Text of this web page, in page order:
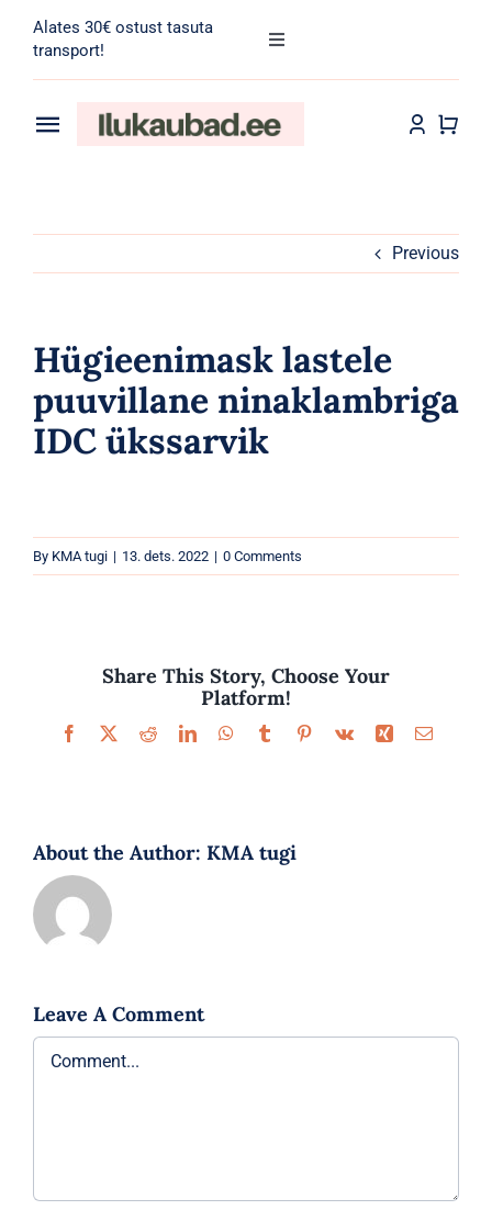
content
Alates 30€ ostust tasuta
transport!
Toggle
for:
Toggle
Meik
Tarvikud
Kaubamärgid
Previous
Hügieenimask lastele
puuvillane ninaklambriga
IDC ükssarvik
By KMA tugi | 13. dets. 2022 | 0 Comments
Share This Story, Choose Your
Platform!
Facebook
X RedditLinkedInWhatsApp
TumblrPinterest
Vk Xing Email
About the Author: KMA tugi
Leave A Comment
Comment